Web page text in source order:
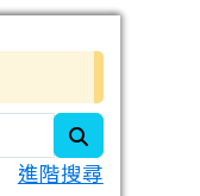
進階搜尋